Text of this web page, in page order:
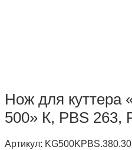
Нож для куттера
500» К, PBS 263,
Артикул: KG500KPBS.380.30